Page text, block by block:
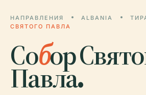
НАПРАВЛЕНИЯ ALBANIA
СВЯТОГО ПАВЛА
Собор
Павла.